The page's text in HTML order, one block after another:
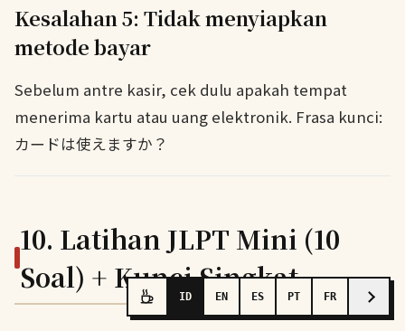
Kesalahan 5: Tidak menyiapkan
metode bayar
Sebelum antre kasir, cek dulu apakah tempat
menerima kartu atau uang elektronik. Frasa kunci:
カードは使えますか？
10. Latihan JLPT Mini (10
Soal) + Kunci Singkat
ID EN ES PT FR